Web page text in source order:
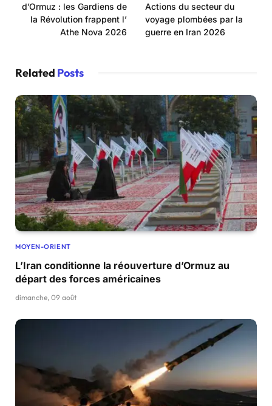
d’Ormuz : les Gardiens de
la Révolution frappent l’
Athe Nova 2026
Actions du secteur du
voyage plombées par la
guerre en Iran 2026
Related Posts
MOYEN-ORIENT
L’Iran conditionne la réouverture d’Ormuz au
départ des forces américaines
dimanche, 09 août